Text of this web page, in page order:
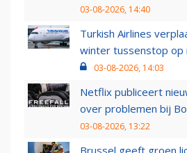
03-08-2026, 14:40
Turkish Airlines
winter tussenstop op
03-08-2026, 14:03
Netflix publiceert
over problemen bij
03-08-2026, 13:22